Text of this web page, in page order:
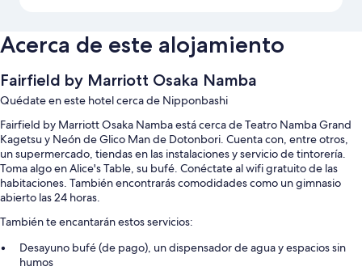
Acerca de este alojamiento
Fairfield by Marriott Osaka Namba
Quédate en este hotel cerca de Nipponbashi
Fairfield by Marriott Osaka Namba está cerca de Teatro Namba Grand
Kagetsu y Neón de Glico Man de Dotonbori. Cuenta con, entre otros,
un supermercado, tiendas en las instalaciones y servicio de tintorería.
Toma algo en Alice's Table, su bufé. Conéctate al wifi gratuito de las
habitaciones. También encontrarás comodidades como un gimnasio
abierto las 24 horas.
También te encantarán estos servicios:
Desayuno bufé (de pago), un dispensador de agua y espacios sin
humos